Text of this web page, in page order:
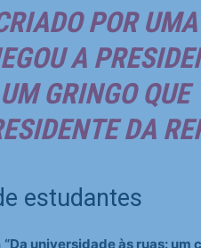
POR
A
UM GRINGO
DA
estudantes
“Da universidade às ruas: um